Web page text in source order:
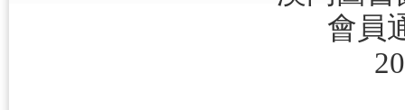
會員